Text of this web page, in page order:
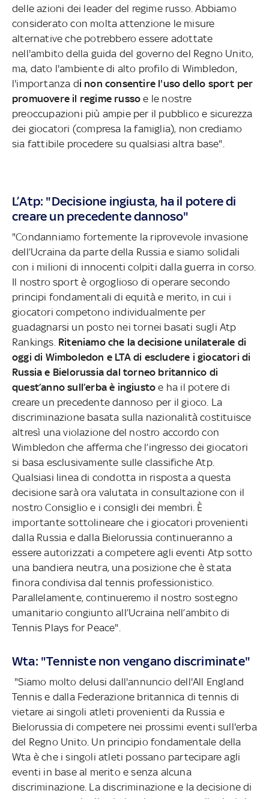
delle azioni dei leader del regime russo. Abbiamo
considerato con molta attenzione le misure
alternative che potrebbero essere adottate
nell'ambito della guida del governo del Regno Unito,
ma, dato l'ambiente di alto profilo di Wimbledon,
l'importanza di non consentire l'uso dello sport per
promuovere il regime russo e le nostre
preoccupazioni più ampie per il pubblico e sicurezza
dei giocatori (compresa la famiglia), non crediamo
sia fattibile procedere su qualsiasi altra base".
L’Atp: "Decisione ingiusta, ha il potere di
creare un precedente dannoso"
"Condanniamo fortemente la riprovevole invasione
dell’Ucraina da parte della Russia e siamo solidali
con i milioni di innocenti colpiti dalla guerra in corso.
Il nostro sport è orgoglioso di operare secondo
principi fondamentali di equità e merito, in cui i
giocatori competono individualmente per
guadagnarsi un posto nei tornei basati sugli Atp
Rankings. Riteniamo che la decisione unilaterale di
oggi di Wimboledon e LTA di escludere i giocatori di
Russia e Bielorussia dal torneo britannico di
quest’anno sull’erba è ingiustoe ha il potere di
creare un precedente dannoso per il gioco. La
discriminazione basata sulla nazionalità costituisce
altresì una violazione del nostro accordo con
Wimbledon che afferma che l’ingresso dei giocatori
si basa esclusivamente sulle classifiche Atp.
Qualsiasi linea di condotta in risposta a questa
decisione sarà ora valutata in consultazione con il
nostro Consiglio e i consigli dei membri. È
importante sottolineare che i giocatori provenienti
dalla Russia e dalla Bielorussia continueranno a
essere autorizzati a competere agli eventi Atp sotto
una bandiera neutra, una posizione che è stata
finora condivisa dal tennis professionistico.
Parallelamente, continueremo il nostro sostegno
umanitario congiunto all’Ucraina nell’ambito di
Tennis Plays for Peace".
Wta: "Tenniste non vengano discriminate"
"Siamo molto delusi dall'annuncio dell'All England
Tennis e dalla Federazione britannica di tennis di
vietare ai singoli atleti provenienti da Russia e
Bielorussia di competere nei prossimi eventi sull'erba
del Regno Unito. Un principio fondamentale della
Wta è che i singoli atleti possano partecipare agli
eventi in base al merito e senza alcuna
discriminazione. La discriminazione e la decisione di